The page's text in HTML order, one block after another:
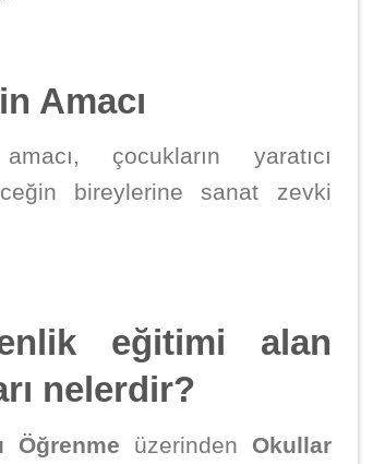
Amacı
çocukların yaratıcı
bireylerine sanat zevki
eğitimi alan
nelerdir?
Öğrenme üzerinden Okullar